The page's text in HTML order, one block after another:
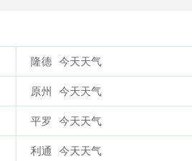
隆德 今天天气
原州 今天天气
平罗 今天天气
利通 今天天气